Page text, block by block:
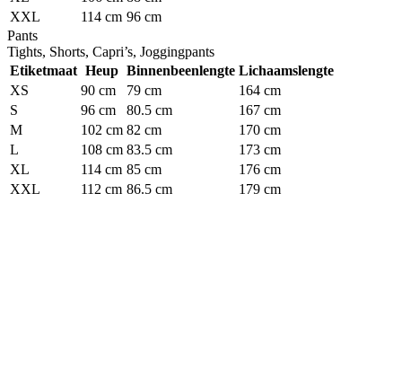
XXL
114 cm 96 cm
Pants
Tights, Shorts, Capri’s, Joggingpants
Etiketmaat Heup Binnenbeenlengte Lichaamslengte
XS
90 cm 79 cm
164 cm
S
96 cm 80.5 cm
167 cm
M
102 cm 82 cm
170 cm
L
108 cm 83.5 cm
173 cm
XL
114 cm 85 cm
176 cm
XXL
112 cm 86.5 cm 179 cm